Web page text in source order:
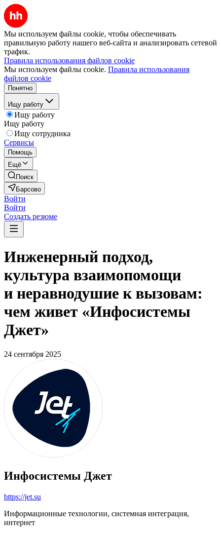
Мы используем файлы cookie, чтобы обеспечивать
правильную работу нашего веб-сайта и анализировать сетевой
трафик.
Правила использования файлов cookie
Мы используем файлы cookie. Правила использования
файлов cookie
Понятно
Ищу работу
Ищу работу
Ищу работу
Ищу сотрудника
Сервисы
Помощь
Ещё
Поиск
Барсово
Войти
Войти
Создать резюме
Инженерный подход,
культура взаимопомощи
и неравнодушие к вызовам:
чем живет «Инфосистемы
Джет»
24 сентября 2025
Инфосистемы Джет
https://jet.su
Информационные технологии, системная интеграция,
интернет